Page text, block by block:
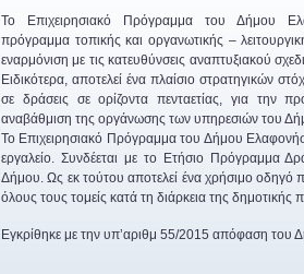
Το Επιχειρησιακό Πρόγραμμα του Δήμου
πρόγραμμα τοπικής και οργανωτικής –
εναρμόνιση με τις κατευθύνσεις αναπτυξιακού
Ειδικότερα, αποτελεί ένα πλαίσιο στρατηγικών
σε δράσεις σε ορίζοντα πενταετίας, για την
αναβάθμιση της οργάνωσης των υπηρεσιών του
Το Επιχειρησιακό Πρόγραμμα του Δήμου
εργαλείο. Συνδέεται με το Ετήσιο Πρόγραμμα
Δήμου. Ως εκ τούτου αποτελεί ένα χρήσιμο οδηγό
όλους τους τομείς κατά τη διάρκεια της δημοτικής
Εγκρίθηκε με την υπ’αριθμ 55/2015 απόφαση του